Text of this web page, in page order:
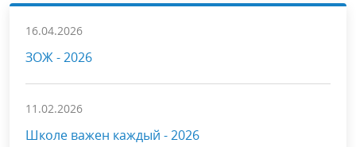
16.04.2026
ЗОЖ - 2026
11.02.2026
Школе важен каждый - 2026